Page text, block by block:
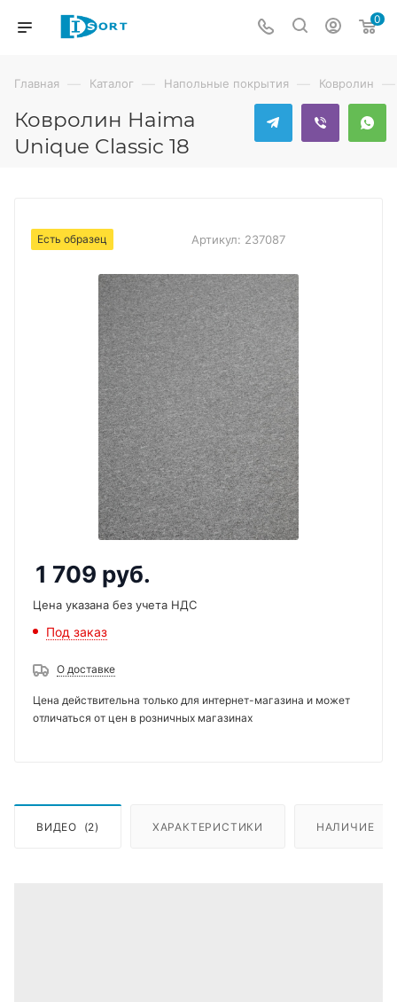
0
Главная — Каталог — Напольные покрытия — Ковролин —
Ковролин Haima
Unique Classic 18
Есть образец Артикул: 237087
1 709 руб.
Цена указана без учета НДС
Под заказ
О доставке
Цена действительна только для интернет-магазина и может
отличаться от цен в розничных магазинах
ВИДЕО (2) ХАРАКТЕРИСТИКИ НАЛИЧИЕ